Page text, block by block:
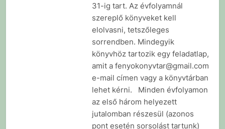
31-ig tart. Az évfolyamnál
szereplő könyveket kell
elolvasni, tetszőleges
sorrendben. Mindegyik
könyvhöz tartozik egy feladatlap,
amit a fenyokonyvtar@gmail.com
e-mail címen vagy a könyvtárban
lehet kérni. Minden évfolyamon
az első három helyezett
jutalomban részesül (azonos
pont esetén sorsolást tartunk)